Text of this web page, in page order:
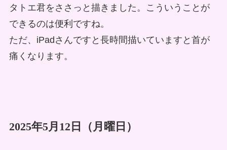
タトエ君をささっと描きました。こういうことが
できるのは便利ですね。
ただ、iPadさんですと長時間描いていますと首が
痛くなります。
2025年5月12日（月曜日）